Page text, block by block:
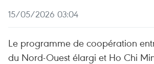
15/05/2026 03:04
Le programme de coopération
du Nord-Ouest élargi et Ho Chi